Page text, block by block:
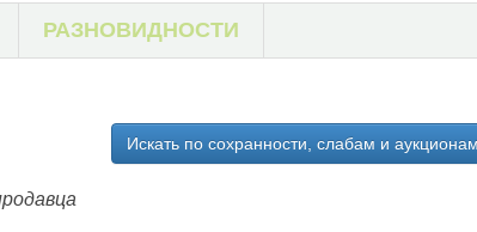
РАЗНОВИДНОСТИ
Искать по сохранности, слабам и аукционам